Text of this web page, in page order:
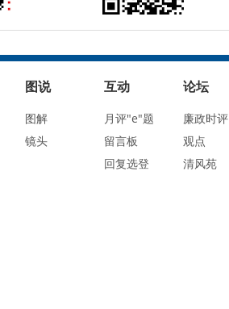
图说
图解
镜头
互动
月评"e"题
留言板
回复选登
论坛
廉政时评
观点
清风苑